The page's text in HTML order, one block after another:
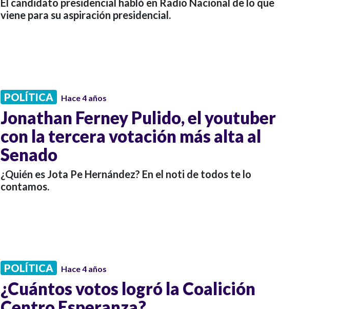
El candidato presidencial habló en Radio Nacional de lo que
viene para su aspiración presidencial.
POLÍTICA Hace 4 años
Jonathan Ferney Pulido, el youtuber
con la tercera votación más alta al
Senado
¿Quién es Jota Pe Hernández? En el noti de todos te lo
contamos.
POLÍTICA Hace 4 años
¿Cuántos votos logró la Coalición